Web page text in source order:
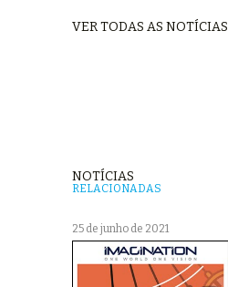
VER TODAS AS NOTÍCIAS
NOTÍCIAS
RELACIONADAS
25 de junho de 2021